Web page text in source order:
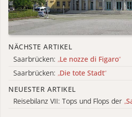
NÄCHSTE ARTIKEL
Saarbrücken: „Le nozze di Figaro“
Saarbrücken: „Die tote Stadt“
NEUESTER ARTIKEL
Reisebilanz VII: Tops und Flops der „